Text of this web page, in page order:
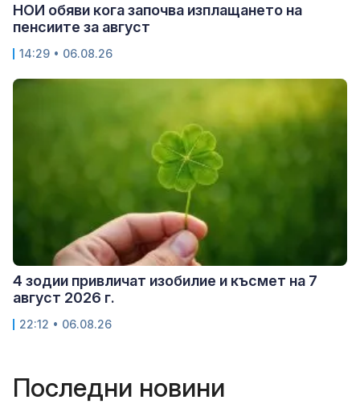
НОИ обяви кога започва изплащането на
пенсиите за август
14:29 • 06.08.26
4 зодии привличат изобилие и късмет на 7
август 2026 г.
22:12 • 06.08.26
Последни новини